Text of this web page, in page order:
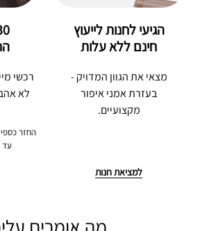
הגיעי לחנות לייעוץ
חינם ללא עלות
מצאי את הגוון המדויק -
בעזרת אמני איפור
מקצועיים.
למציאת חנות
30 ימי
רכשי
לא
החזר
עד 30 ימים מיום הרכישה